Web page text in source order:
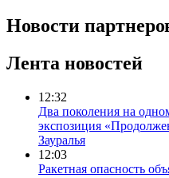
Новости
Лента новостей
12:32
Два поколения на
экспозиция
Зауралья
12:03
Ракетная опасность